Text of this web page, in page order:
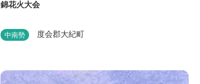
錦花火大会
中南勢 度会郡大紀町